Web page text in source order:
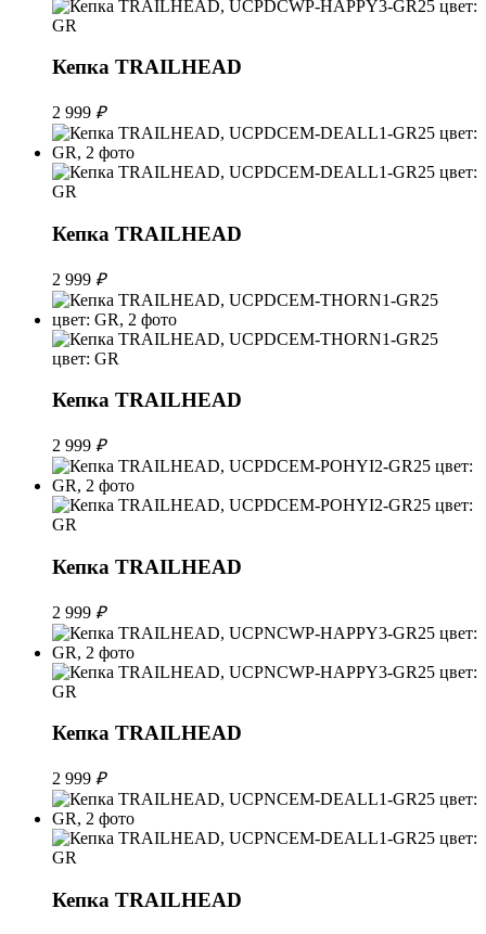
Кепка TRAILHEAD
2 999 ₽
Кепка TRAILHEAD
2 999 ₽
Кепка TRAILHEAD
2 999 ₽
Кепка TRAILHEAD
2 999 ₽
Кепка TRAILHEAD
2 999 ₽
Кепка TRAILHEAD